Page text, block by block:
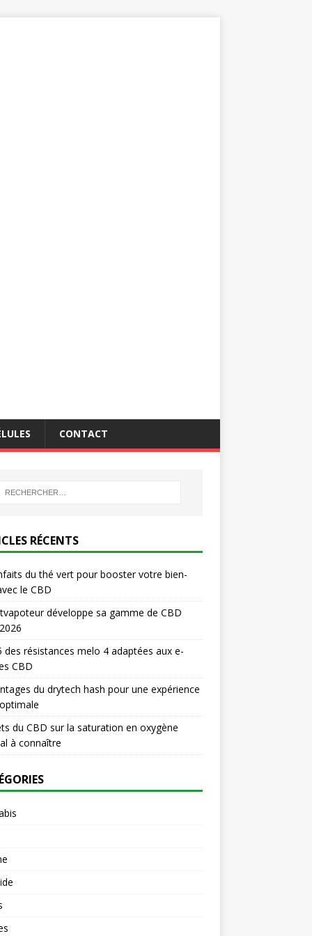
CONTACT
RÉCENTS
du thé vert pour booster votre bien-
le CBD
développe sa gamme de CBD
des résistances melo 4 adaptées aux e-
CBD
du drytech hash pour une expérience
du CBD sur la saturation en oxygène
à connaître